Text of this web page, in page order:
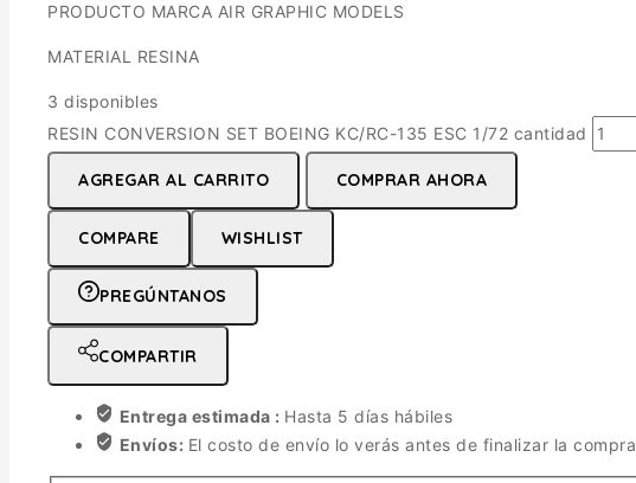
PRODUCTO MARCA AIR GRAPHIC MODELS
MATERIAL RESINA
3 disponibles
RESIN CONVERSION SET BOEING KC/RC-135 ESC 1/72 cantidad
AGREGAR AL CARRITO COMPRAR AHORA
COMPARE WISHLIST
PREGÚNTANOS
COMPARTIR
Entrega estimada : Hasta 5 días hábiles
Envíos: El costo de envío lo verás antes de finalizar la compra